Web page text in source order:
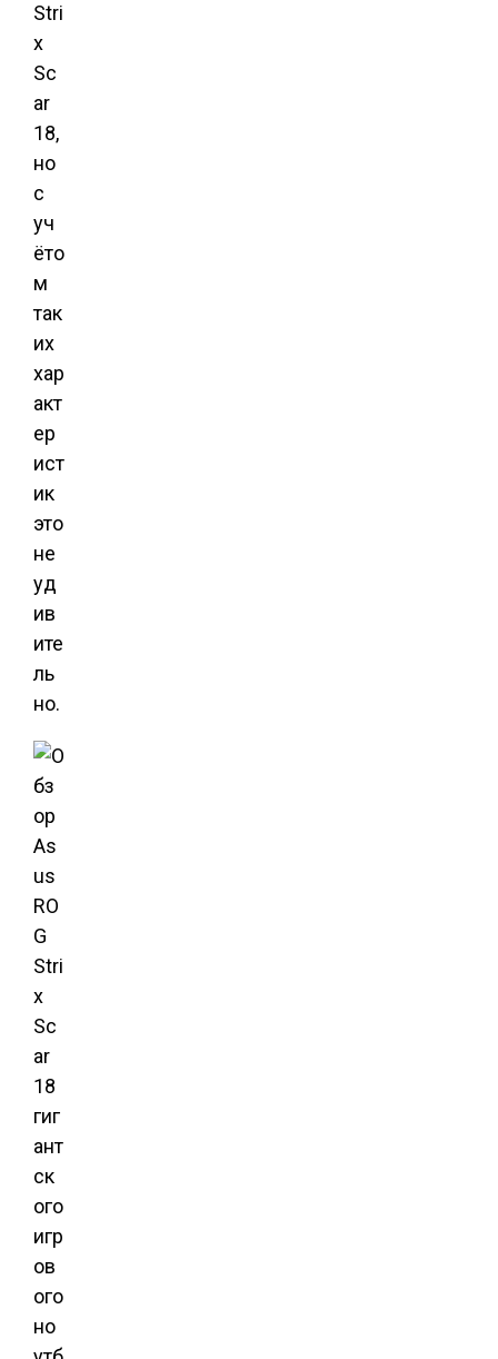
Stri
x
Sc
ar
18,
но
с
уч
ёто
м
так
их
хар
акт
ер
ист
ик
это
не
уд
ив
ите
ль
но.